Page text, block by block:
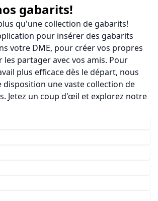
gabarits!
qu'une collection de gabarits!
pour insérer des gabarits
votre DME, pour créer vos propres
partager avec vos amis. Pour
plus efficace dès le départ, nous
disposition une vaste collection de
Jetez un coup d'œil et explorez notre